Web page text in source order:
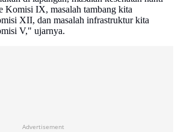
Komisi IX, masalah tambang kita
XII, dan masalah infrastruktur kita
V," ujarnya.
Advertisement